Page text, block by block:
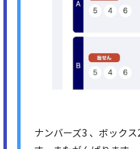
ナンバーズ3 、ボック